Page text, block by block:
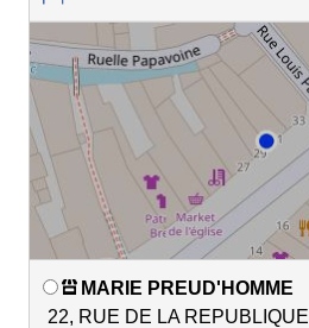
MARIE PREUD'HOMME
22, RUE DE LA REPUBLIQUE